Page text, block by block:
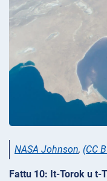
NASA Johnson, (CC
Fattu 10: It-Torok u